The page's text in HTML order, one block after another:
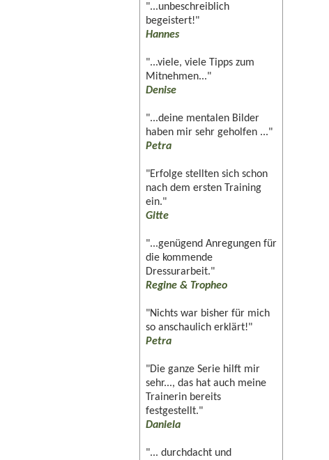
"...unbeschreiblich
begeistert!"
Hannes
"...viele, viele Tipps zum
Mitnehmen..."
Denise
"...deine mentalen Bilder
haben mir sehr geholfen ..."
Petra
"Erfolge stellten sich schon
nach dem ersten Training
ein."
Gitte
"...genügend Anregungen für
die kommende
Dressurarbeit."
Regine & Tropheo
"Nichts war bisher für mich
so anschaulich erklärt!"
Petra
"Die ganze Serie hilft mir
sehr..., das hat auch meine
Trainerin bereits
festgestellt."
Daniela
"... durchdacht und